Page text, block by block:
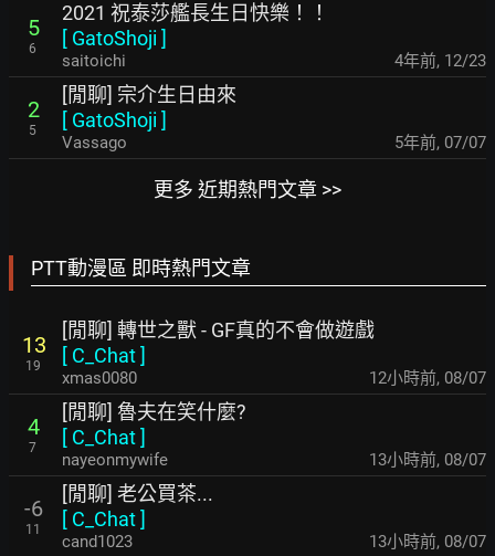
5
6
2021 祝泰莎艦長生日快樂！！
[ GatoShoji ]
saitoichi 4年前, 12/23
2
5
[閒聊] 宗介生日由來
[ GatoShoji ]
Vassago 5年前, 07/07
更多 近期熱門文章 >>
PTT動漫區 即時熱門文章
13
19
[閒聊] 轉世之獸 - GF真的不會做遊戲
[ C_Chat]
xmas0080 12小時前, 08/07
4
7
[閒聊] 魯夫在笑什麼?
[ C_Chat]
nayeonmywife 13小時前, 08/07
-6
11
[閒聊] 老公買茶...
[ C_Chat]
cand1023 13小時前, 08/07